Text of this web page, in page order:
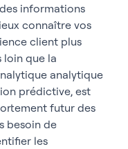
informations
connaître vos
client plus
loin que la
analytique
prédictive, est
futur des
besoin de
les